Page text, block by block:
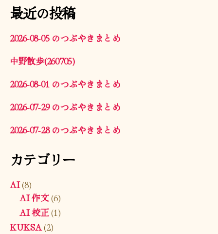
最近の投稿
2026-08-05 のつぶやきまとめ
中野散歩(260705)
2026-08-01 のつぶやきまとめ
2026-07-29 のつぶやきまとめ
2026-07-28 のつぶやきまとめ
カテゴリー
AI(8)
AI 作文(6)
AI 校正(1)
KUKSA(2)